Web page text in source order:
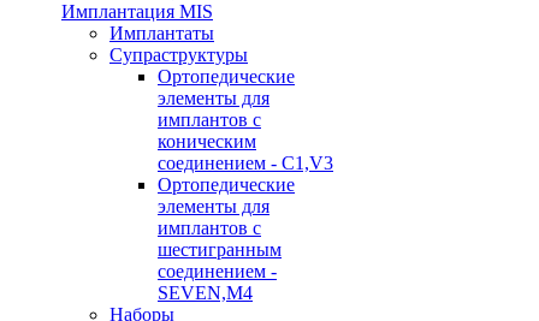
Имплантация MIS
Имплантаты
Супраструктуры
Ортопедические
элементы для
имплантов с
коническим
соединением - C1,V3
Ортопедические
элементы для
имплантов с
шестигранным
соединением -
SEVEN,M4
Наборы